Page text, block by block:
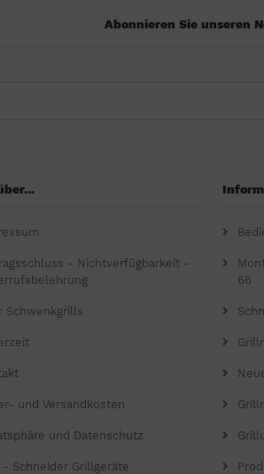
Abonnieren Sie unseren
- Nichtverfügbarkeit -
Schwenkgrills
und Versandkosten
und Datenschutz
- Schneider Grillgeräte
66